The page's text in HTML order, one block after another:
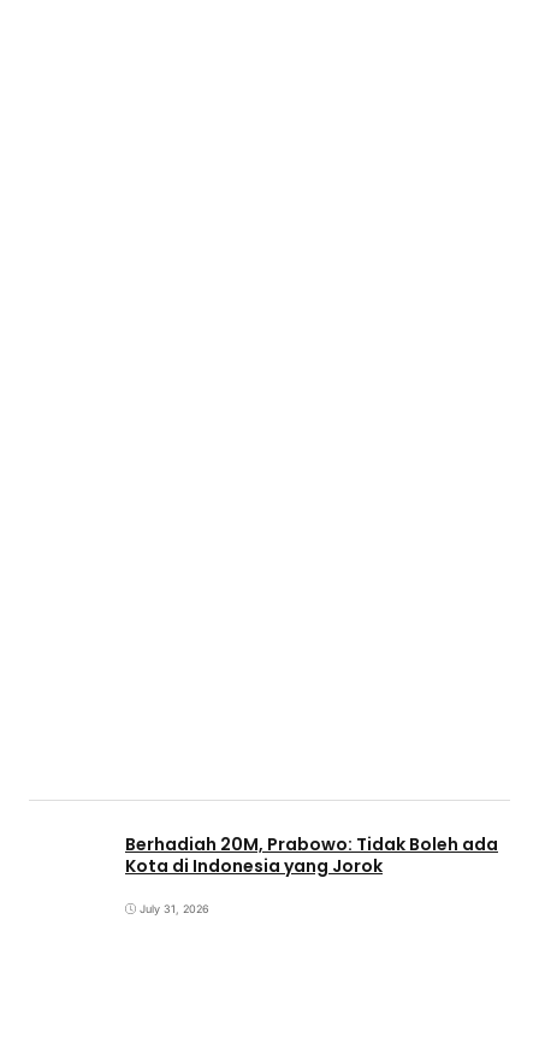
Berhadiah 20M, Prabowo: Tidak Boleh ada
Kota di Indonesia yang Jorok
July 31, 2026